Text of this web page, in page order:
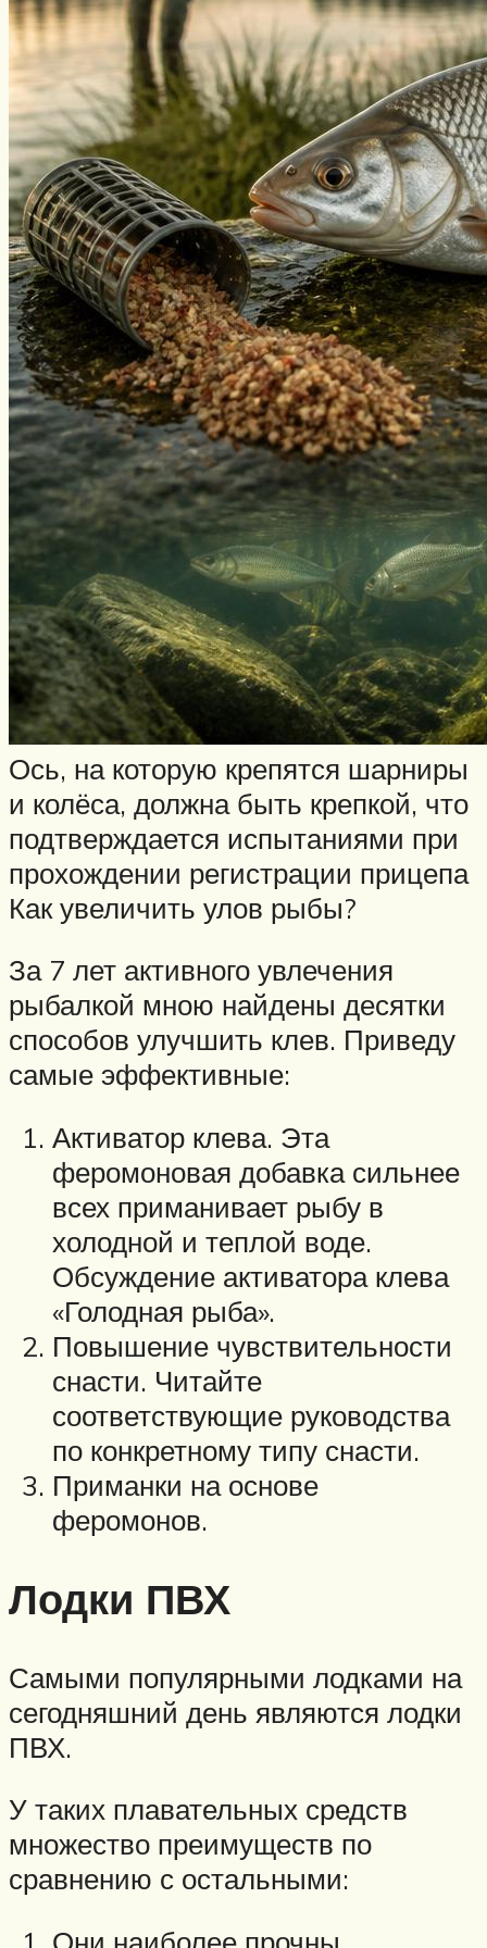
Ось, на которую крепятся шарниры
и колёса, должна быть крепкой, что
подтверждается испытаниями при
прохождении регистрации прицепа
Как увеличить улов рыбы?
За 7 лет активного увлечения
рыбалкой мною найдены десятки
способов улучшить клев. Приведу
самые эффективные:
Активатор клева. Эта
феромоновая добавка сильнее
всех приманивает рыбу в
холодной и теплой воде.
Обсуждение активатора клева
«Голодная рыба».
Повышение чувствительности
снасти. Читайте
соответствующие руководства
по конкретному типу снасти.
Приманки на основе
феромонов.
Лодки ПВХ
Самыми популярными лодками на
сегодняшний день являются лодки
ПВХ.
У таких плавательных средств
множество преимуществ по
сравнению с остальными: